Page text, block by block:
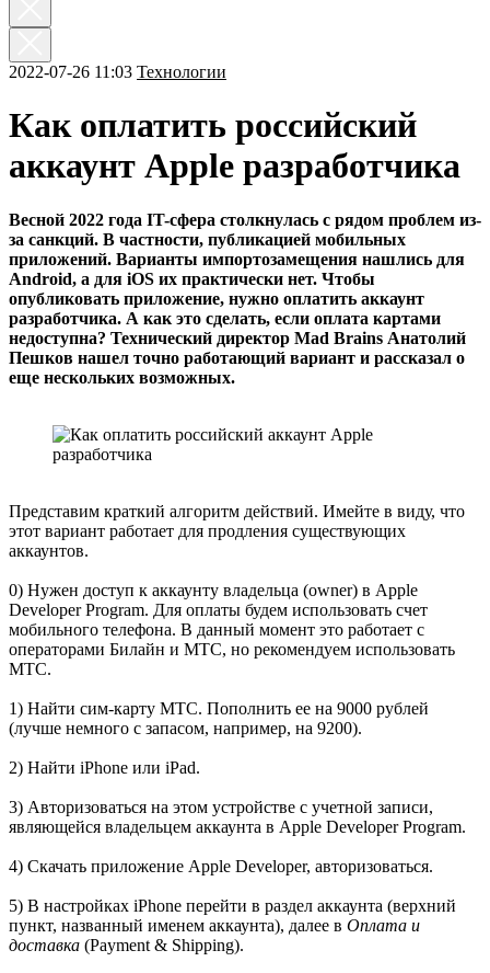
2022-07-26 11:03 Технологии
Как оплатить российский
аккаунт Apple разработчика
Весной 2022 года IT-сфера столкнулась с рядом проблем из-
за санкций. В частности, публикацией мобильных
приложений. Варианты импортозамещения нашлись для
Android, а для iOS их практически нет. Чтобы
опубликовать приложение, нужно оплатить аккаунт
разработчика. А как это сделать, если оплата картами
недоступна? Технический директор Mad Brains Анатолий
Пешков нашел точно работающий вариант и рассказал о
еще нескольких возможных.
Представим краткий алгоритм действий. Имейте в виду, что
этот вариант работает для продления существующих
аккаунтов.
0) Нужен доступ к аккаунту владельца (owner) в Apple
Developer Program. Для оплаты будем использовать счет
мобильного телефона. В данный момент это работает с
операторами Билайн и МТС, но рекомендуем использовать
МТС.
1) Найти сим-карту МТС. Пополнить ее на 9000 рублей
(лучше немного с запасом, например, на 9200).
2) Найти iPhone или iPad.
3) Авторизоваться на этом устройстве с учетной записи,
являющейся владельцем аккаунта в Apple Developer Program.
4) Скачать приложение Apple Developer, авторизоваться.
5) В настройках iPhone перейти в раздел аккаунта (верхний
пункт, названный именем аккаунта), далее в Оплата и
доставка (Payment & Shipping).